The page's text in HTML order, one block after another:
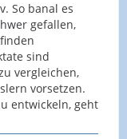
So banal es
gefallen,
sind
vergleichen,
vorsetzen.
entwickeln, geht